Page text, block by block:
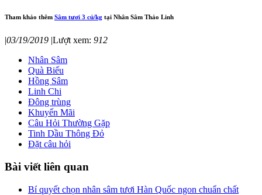
Tham khảo thêm Sâm tươi 3 củ/kg tại Nhân Sâm Thảo Linh
|03/19/2019 |Lượt xem: 912
Nhân Sâm
Quà Biếu
Hồng Sâm
Linh Chi
Đông trùng
Khuyến Mãi
Câu Hỏi Thường Gặp
Tinh Dầu Thông Đỏ
Đặt câu hỏi
Bài viết liên quan
Bí quyết chọn nhân sâm tươi Hàn Quốc ngon chuẩn chất